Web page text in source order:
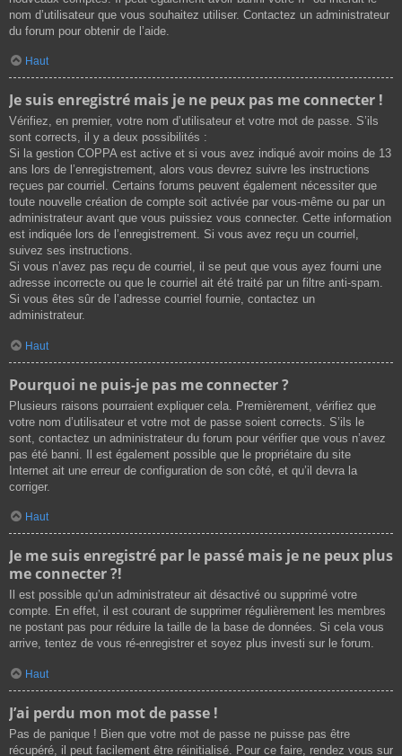
nom d’utilisateur que vous souhaitez utiliser. Contactez un administrateur
du forum pour obtenir de l’aide.
Haut
Je suis enregistré mais je ne peux pas me connecter !
Vérifiez, en premier, votre nom d’utilisateur et votre mot de passe. S’ils
sont corrects, il y a deux possibilités :
Si la gestion COPPA est active et si vous avez indiqué avoir moins de 13
ans lors de l’enregistrement, alors vous devrez suivre les instructions
reçues par courriel. Certains forums peuvent également nécessiter que
toute nouvelle création de compte soit activée par vous-même ou par un
administrateur avant que vous puissiez vous connecter. Cette information
est indiquée lors de l’enregistrement. Si vous avez reçu un courriel,
suivez ses instructions.
Si vous n’avez pas reçu de courriel, il se peut que vous ayez fourni une
adresse incorrecte ou que le courriel ait été traité par un filtre anti-spam.
Si vous êtes sûr de l’adresse courriel fournie, contactez un
administrateur.
Haut
Pourquoi ne puis-je pas me connecter ?
Plusieurs raisons pourraient expliquer cela. Premièrement, vérifiez que
votre nom d’utilisateur et votre mot de passe soient corrects. S’ils le
sont, contactez un administrateur du forum pour vérifier que vous n’avez
pas été banni. Il est également possible que le propriétaire du site
Internet ait une erreur de configuration de son côté, et qu’il devra la
corriger.
Haut
Je me suis enregistré par le passé mais je ne peux plus
me connecter ?!
Il est possible qu’un administrateur ait désactivé ou supprimé votre
compte. En effet, il est courant de supprimer régulièrement les membres
ne postant pas pour réduire la taille de la base de données. Si cela vous
arrive, tentez de vous ré-enregistrer et soyez plus investi sur le forum.
Haut
J’ai perdu mon mot de passe !
Pas de panique ! Bien que votre mot de passe ne puisse pas être
récupéré, il peut facilement être réinitialisé. Pour ce faire, rendez vous sur